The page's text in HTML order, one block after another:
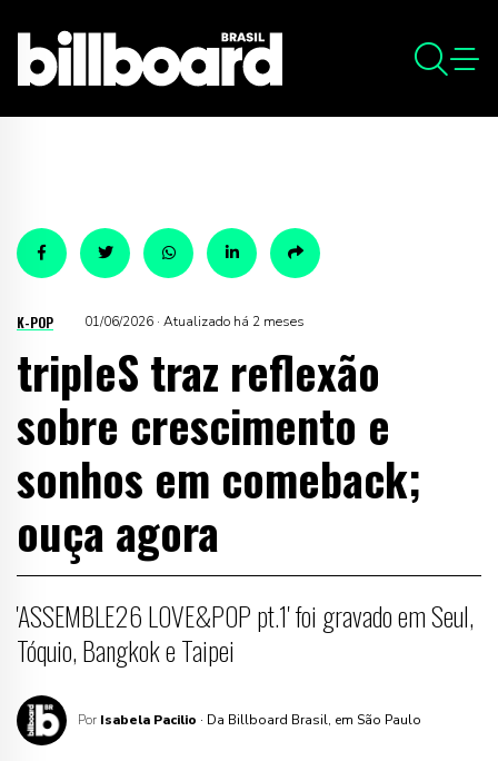
K-POP 01/06/2026 · Atualizado há 2 meses
tripleS traz reflexão
sobre crescimento e
sonhos em comeback;
ouça agora
'ASSEMBLE26 LOVE&POP pt.1' foi gravado em Seul,
Tóquio, Bangkok e Taipei
Por Isabela Pacilio · Da Billboard Brasil, em São Paulo